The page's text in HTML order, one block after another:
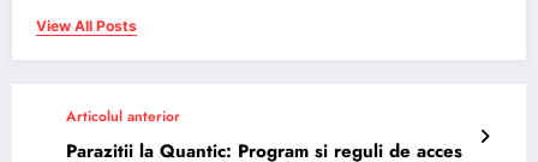
View All Posts
Articolul anterior
Parazitii la Quantic: Program si reguli de acces